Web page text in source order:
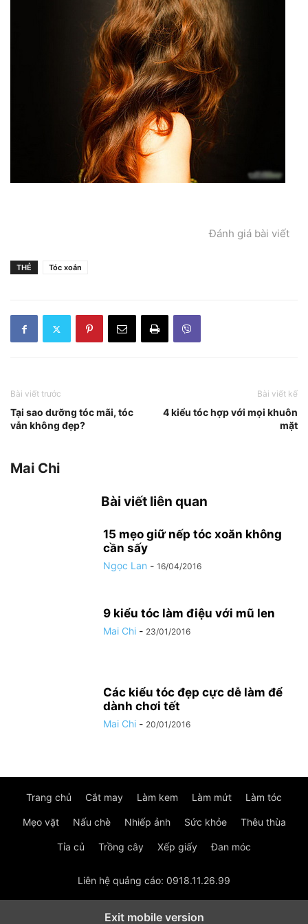
Đánh giá bài viết
THẺ Tóc xoắn
Bài viết trước
Tại sao dưỡng tóc mãi, tóc
vẫn không đẹp?
Bài viết kế
4 kiểu tóc hợp với mọi khuôn
mặt
Mai Chi
Bài viết liên quan
15 mẹo giữ nếp tóc xoăn không
cần sấy
Ngọc Lan - 16/04/2016
9 kiểu tóc làm điệu với mũ len
Mai Chi - 23/01/2016
Các kiểu tóc đẹp cực dễ làm để
dành chơi tết
Mai Chi - 20/01/2016
Trang chủ Cắt may Làm kem Làm mứt Làm tóc
Mẹo vặt Nấu chè Nhiếp ảnh Sức khỏe Thêu thùa
Tỉa củ Trồng cây Xếp giấy Đan móc
Liên hệ quảng cáo: 0918.11.26.99
Exit mobile version